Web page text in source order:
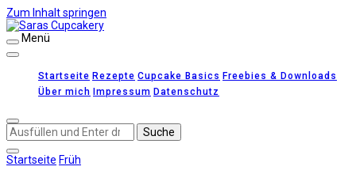
Zum Inhalt springen
Menü
Startseite Rezepte Cupcake Basics Freebies & Downloads
Über mich Impressum Datenschutz
Suchst
du
nach
etwas?
Startseite Früh